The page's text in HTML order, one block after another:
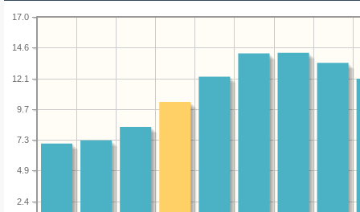
2.4
4.9
7.3
9.7
12.1
14.6
17.0